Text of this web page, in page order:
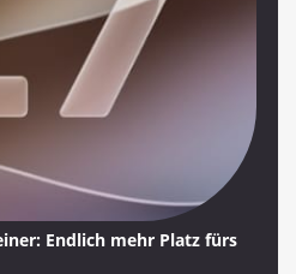
Endlich mehr Platz fürs